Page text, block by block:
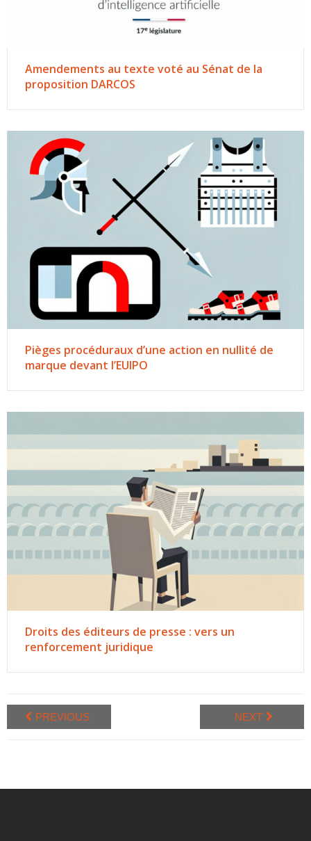
Amendements au texte voté au Sénat de la
proposition DARCOS
Pièges procéduraux d’une action en nullité de
marque devant l’EUIPO
Droits des éditeurs de presse : vers un
renforcement juridique
PREVIOUS NEXT